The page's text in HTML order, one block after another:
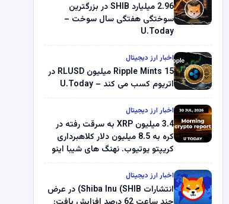
2.96 میلیارد SHIB در بزرگترین
سوختگی هفتگی سال سوخت –
U.Today
اخبار ارز دیجیتال
Ripple Mints 15 میلیون RLUSD در
اتریوم کسب می کند – U.Today
اخبار ارز دیجیتال
3.4 میلیون XRP به سرقت رفته در
کره به 8.5 میلیون دلار کلاهبرداری
کریپتو یوتیوب. نهنگ های شیبا اینو
میلیون دلار U-Turn در بیت کوین را
ثبت کرد – گزارش کریپتو صبح –
اخبار ارز دیجیتال
انتشارات Shiba Inu (SHIB) در عرض